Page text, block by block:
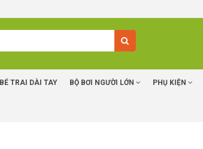
BÉ TRAI DÀI TAY BỘ BƠI NGƯỜI LỚN PHỤ KIỆN